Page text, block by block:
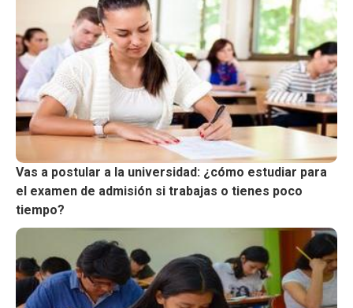
Vas a postular a la universidad: ¿cómo estudiar para
el examen de admisión si trabajas o tienes poco
tiempo?